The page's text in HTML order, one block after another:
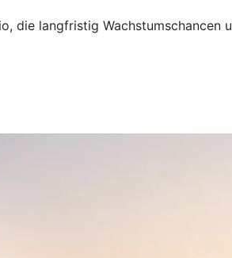
langfristig Wachstumschancen